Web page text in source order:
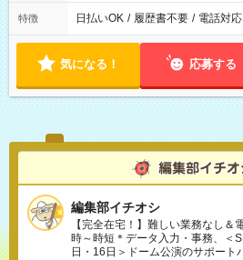
特徴 日払いOK / 履歴書不要 / 電話対
気になる！ 応募する
編集部イチオシ
【完全在宅！】難しい業務なし＆
時～時短＊データ入力・事務、＜
日・16日＞ドーム公演のサポート